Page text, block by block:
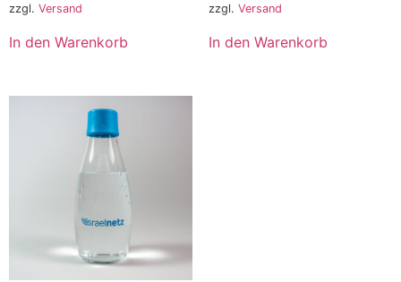
zzgl. Versand
In den Warenkorb
zzgl. Versand
In den Warenkorb